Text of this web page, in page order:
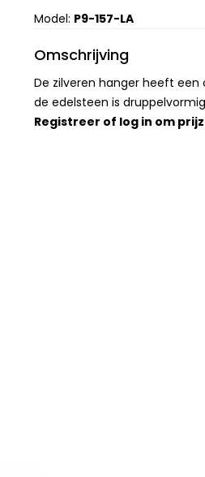
Model: P9-157-LA
Omschrijving
De zilveren hanger heeft
de edelsteen is
Registreer of log in om